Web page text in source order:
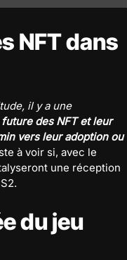
NFT dans
il y a une
future des NFT et leur
vers leur adoption ou
à voir si, avec le
une réception
du jeu